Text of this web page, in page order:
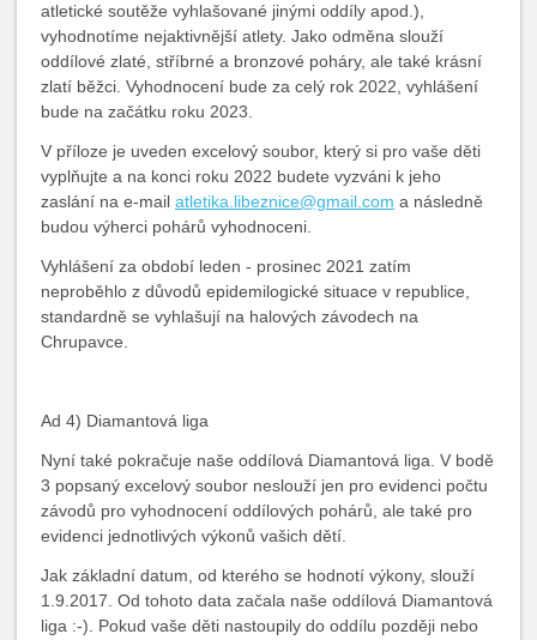
atletické soutěže vyhlašované jinými oddíly apod.),
vyhodnotíme nejaktivnější atlety. Jako odměna slouží
oddílové zlaté, stříbrné a bronzové poháry, ale také krásní
zlatí běžci. Vyhodnocení bude za celý rok 2022, vyhlášení
bude na začátku roku 2023.
V příloze je uveden excelový soubor, který si pro vaše děti
vyplňujte a na konci roku 2022 budete vyzváni k jeho
zaslání na e-mail atletika.libeznice@gmail.com a následně
budou výherci pohárů vyhodnoceni.
Vyhlášení za období leden - prosinec 2021 zatím
neproběhlo z důvodů epidemilogické situace v republice,
standardně se vyhlašují na halových závodech na
Chrupavce.
Ad 4) Diamantová liga
Nyní také pokračuje naše oddílová Diamantová liga. V bodě
3 popsaný excelový soubor neslouží jen pro evidenci počtu
závodů pro vyhodnocení oddílových pohárů, ale také pro
evidenci jednotlivých výkonů vašich dětí.
Jak základní datum, od kterého se hodnotí výkony, slouží
1.9.2017. Od tohoto data začala naše oddílová Diamantová
liga :-). Pokud vaše děti nastoupily do oddílu později nebo